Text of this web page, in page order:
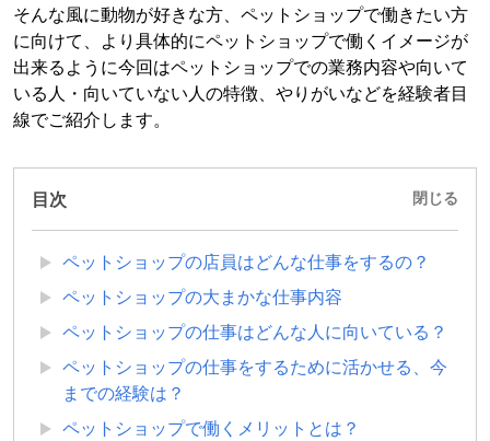
そんな風に動物が好きな方、ペットショップで働きたい方
に向けて、より具体的にペットショップで働くイメージが
出来るように今回はペットショップでの業務内容や向いて
いる人・向いていない人の特徴、やりがいなどを経験者目
線でご紹介します。
目次 閉じる
ペットショップの店員はどんな仕事をするの？
ペットショップの大まかな仕事内容
ペットショップの仕事はどんな人に向いている？
ペットショップの仕事をするために活かせる、今
までの経験は？
ペットショップで働くメリットとは？